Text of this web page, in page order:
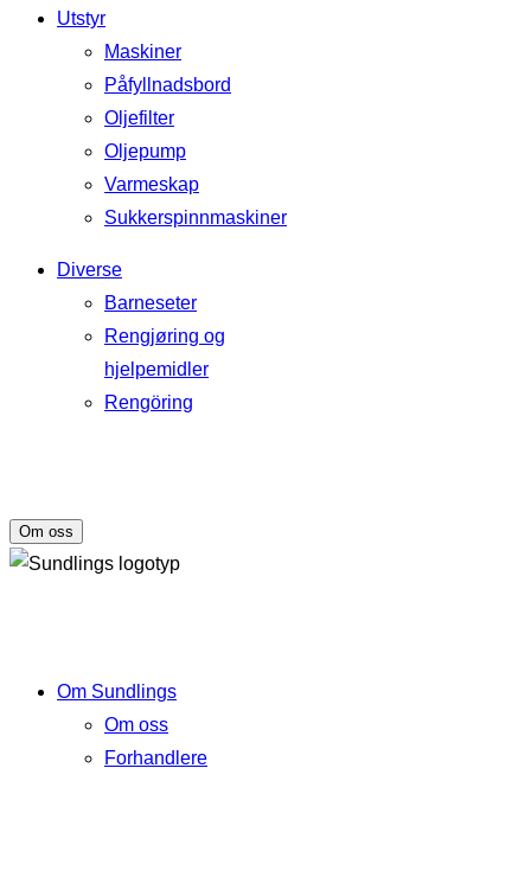
Utstyr
Maskiner
Påfyllnadsbord
Oljefilter
Oljepump
Varmeskap
Sukkerspinnmaskiner
Diverse
Barneseter
Rengjøring og
hjelpemidler
Rengöring
Om oss
Om Sundlings
Om oss
Forhandlere